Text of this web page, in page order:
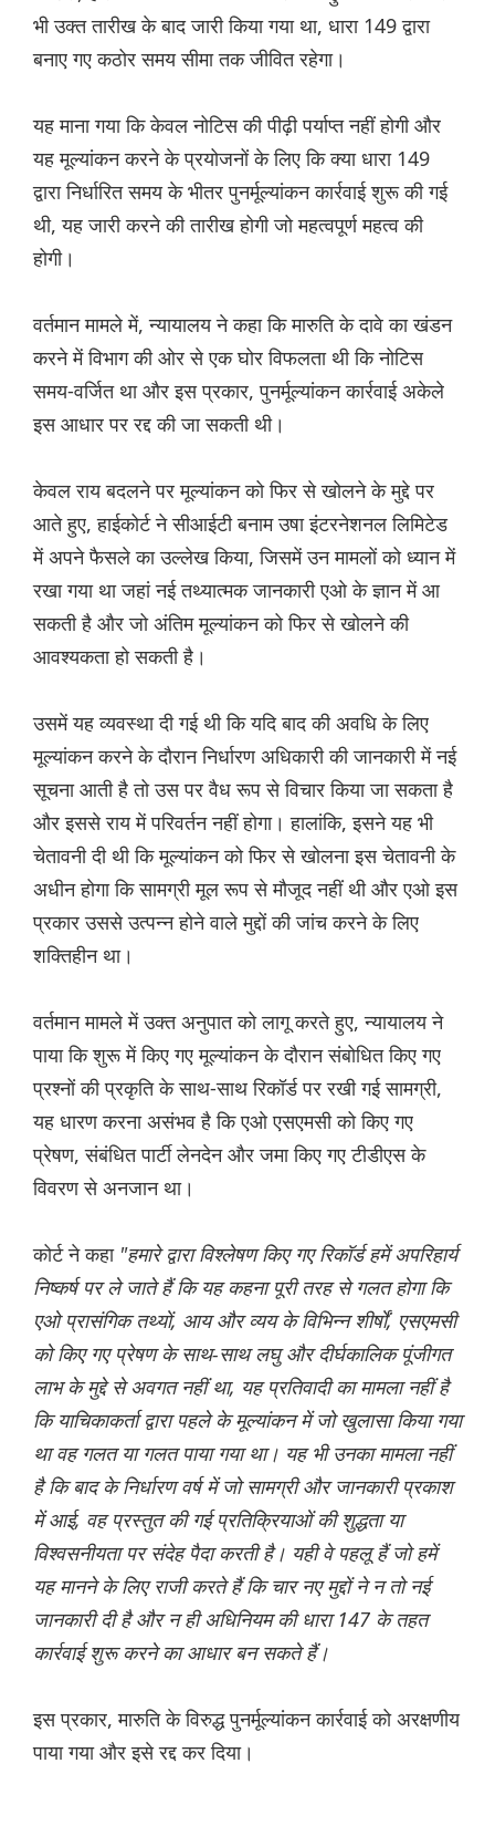
भी उक्त तारीख के बाद जारी किया गया था, धारा 149 द्वारा
बनाए गए कठोर समय सीमा तक जीवित रहेगा।
यह माना गया कि केवल नोटिस की पीढ़ी पर्याप्त नहीं होगी और
यह मूल्यांकन करने के प्रयोजनों के लिए कि क्या धारा 149
द्वारा निर्धारित समय के भीतर पुनर्मूल्यांकन कार्रवाई शुरू की गई
थी, यह जारी करने की तारीख होगी जो महत्वपूर्ण महत्व की
होगी।
वर्तमान मामले में, न्यायालय ने कहा कि मारुति के दावे का खंडन
करने में विभाग की ओर से एक घोर विफलता थी कि नोटिस
समय-वर्जित था और इस प्रकार, पुनर्मूल्यांकन कार्रवाई अकेले
इस आधार पर रद्द की जा सकती थी।
केवल राय बदलने पर मूल्यांकन को फिर से खोलने के मुद्दे पर
आते हुए, हाईकोर्ट ने सीआईटी बनाम उषा इंटरनेशनल लिमिटेड
में अपने फैसले का उल्लेख किया, जिसमें उन मामलों को ध्यान में
रखा गया था जहां नई तथ्यात्मक जानकारी एओ के ज्ञान में आ
सकती है और जो अंतिम मूल्यांकन को फिर से खोलने की
आवश्यकता हो सकती है।
उसमें यह व्यवस्था दी गई थी कि यदि बाद की अवधि के लिए
मूल्यांकन करने के दौरान निर्धारण अधिकारी की जानकारी में नई
सूचना आती है तो उस पर वैध रूप से विचार किया जा सकता है
और इससे राय में परिवर्तन नहीं होगा। हालांकि, इसने यह भी
चेतावनी दी थी कि मूल्यांकन को फिर से खोलना इस चेतावनी के
अधीन होगा कि सामग्री मूल रूप से मौजूद नहीं थी और एओ इस
प्रकार उससे उत्पन्न होने वाले मुद्दों की जांच करने के लिए
शक्तिहीन था।
वर्तमान मामले में उक्त अनुपात को लागू करते हुए, न्यायालय ने
पाया कि शुरू में किए गए मूल्यांकन के दौरान संबोधित किए गए
प्रश्नों की प्रकृति के साथ-साथ रिकॉर्ड पर रखी गई सामग्री,
यह धारण करना असंभव है कि एओ एसएमसी को किए गए
प्रेषण, संबंधित पार्टी लेनदेन और जमा किए गए टीडीएस के
विवरण से अनजान था।
कोर्ट ने कहा"हमारे द्वारा विश्लेषण किए गए रिकॉर्ड हमें अपरिहार्य
निष्कर्ष पर ले जाते हैं कि यह कहना पूरी तरह से गलत होगा कि
एओ प्रासंगिक तथ्यों, आय और व्यय के विभिन्न शीर्षों, एसएमसी
को किए गए प्रेषण के साथ-साथ लघु और दीर्घकालिक पूंजीगत
लाभ के मुद्दे से अवगत नहीं था, यह प्रतिवादी का मामला नहीं है
कि याचिकाकर्ता द्वारा पहले के मूल्यांकन में जो खुलासा किया गया
था वह गलत या गलत पाया गया था। यह भी उनका मामला नहीं
है कि बाद के निर्धारण वर्ष में जो सामग्री और जानकारी प्रकाश
में आई, वह प्रस्तुत की गई प्रतिक्रियाओं की शुद्धता या
विश्वसनीयता पर संदेह पैदा करती है। यही वे पहलू हैं जो हमें
यह मानने के लिए राजी करते हैं कि चार नए मुद्दों ने न तो नई
जानकारी दी है और न ही अधिनियम की धारा 147 के तहत
कार्रवाई शुरू करने का आधार बन सकते हैं।
इस प्रकार, मारुति के विरुद्ध पुनर्मूल्यांकन कार्रवाई को अरक्षणीय
पाया गया और इसे रद्द कर दिया।